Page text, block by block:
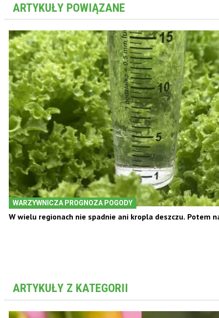
ARTYKUŁY POWIĄZANE
WARZYWNICZA PROGNOZA POGODY
W wielu regionach nie spadnie ani kropla deszczu. Potem
ARTYKUŁY Z KATEGORII